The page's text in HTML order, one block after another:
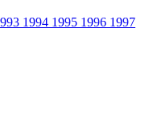
1994 1995 1996 1997